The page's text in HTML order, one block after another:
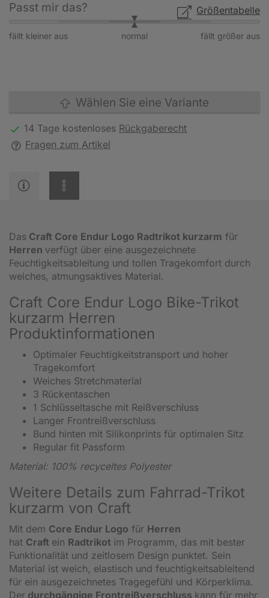
Größentabelle
Passt mir das?
fällt kleiner aus fällt größer aus
normal
Wählen Sie eine Variante
14 Tage kostenloses Rückgaberecht
Fragen zum Artikel
Das Craft Core Endur Logo Radtrikot kurzarm für
Herren verfügt über eine ausgezeichnete
Feuchtigkeitsableitung und tollen Tragekomfort durch
weiches, atmungsaktives Material.
Craft Core Endur Logo Bike-Trikot
kurzarm Herren
Produktinformationen
Optimaler Feuchtigkeitstransport und hoher
Tragekomfort
Weiches Stretchmaterial
3 Rückentaschen
1 Schlüsseltasche mit Reißverschluss
Langer Frontreißverschluss
Bund hinten mit Silikonprints für optimalen Sitz
Regular fit Passform
Material: 100% recyceltes Polyester
Weitere Details zum Fahrrad-Trikot
kurzarm von Craft
Mit dem Core Endur Logo für Herren
hat Craft ein Radtrikot im Programm, das mit bester
Funktionalität und zeitlosem Design punktet. Sein
Material ist weich, elastisch und feuchtigkeitsableitend
für ein ausgezeichnetes Tragegefühl und Körperklima.
Der durchgängige Frontreißverschluss kann für mehr